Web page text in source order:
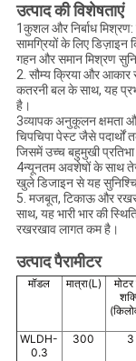
उत्पाद की विशेषताएं
1कुशल और निर्बाध मिश्रण:
सामग्रियों के लिए डिज़ाइन
गहन और समान मिश्रण
2. सौम्य क्रिया और
कतरनी बल के साथ, यह
है।
3व्यापक अनुकूलन क्षमता
चिपचिपा पेस्ट जैसे पदार्थों
जिसमें उच्च बहुमुखी
4न्यूनतम अवशेषों के साथ
खुले डिजाइन से यह
5. मजबूत, टिकाऊ और
साथ, यह भारी भार की
रखरखाव लागत कम है।
उत्पाद पैरामीटर
मॉडल मात्रा(L)
WLDH-
0.3
300 3